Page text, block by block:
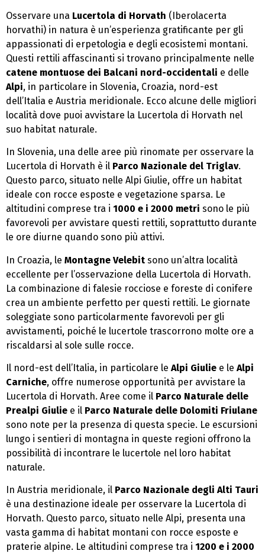
Osservare una Lucertola di Horvath (Iberolacerta
horvathi) in natura è un’esperienza gratificante per gli
appassionati di erpetologia e degli ecosistemi montani.
Questi rettili affascinanti si trovano principalmente nelle
catene montuose dei Balcani nord-occidentali e delle
Alpi, in particolare in Slovenia, Croazia, nord-est
dell’Italia e Austria meridionale. Ecco alcune delle migliori
località dove puoi avvistare la Lucertola di Horvath nel
suo habitat naturale.
In Slovenia, una delle aree più rinomate per osservare la
Lucertola di Horvath è il Parco Nazionale del Triglav.
Questo parco, situato nelle Alpi Giulie, offre un habitat
ideale con rocce esposte e vegetazione sparsa. Le
altitudini comprese tra i 1000 e i 2000 metri sono le più
favorevoli per avvistare questi rettili, soprattutto durante
le ore diurne quando sono più attivi.
In Croazia, le Montagne Velebit sono un’altra località
eccellente per l’osservazione della Lucertola di Horvath.
La combinazione di falesie rocciose e foreste di conifere
crea un ambiente perfetto per questi rettili. Le giornate
soleggiate sono particolarmente favorevoli per gli
avvistamenti, poiché le lucertole trascorrono molte ore a
riscaldarsi al sole sulle rocce.
Il nord-est dell’Italia, in particolare le Alpi Giulie e le Alpi
Carniche, offre numerose opportunità per avvistare la
Lucertola di Horvath. Aree come il Parco Naturale delle
Prealpi Giulie e il Parco Naturale delle Dolomiti Friulane
sono note per la presenza di questa specie. Le escursioni
lungo i sentieri di montagna in queste regioni offrono la
possibilità di incontrare le lucertole nel loro habitat
naturale.
In Austria meridionale, il Parco Nazionale degli Alti Tauri
è una destinazione ideale per osservare la Lucertola di
Horvath. Questo parco, situato nelle Alpi, presenta una
vasta gamma di habitat montani con rocce esposte e
praterie alpine. Le altitudini comprese tra i 1200 e i 2000